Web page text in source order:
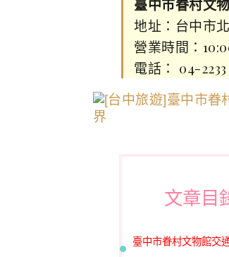
臺中市眷村文
地址：台中市
營業時間：
電話： 04-2233
文章目
臺中市眷村文物館交